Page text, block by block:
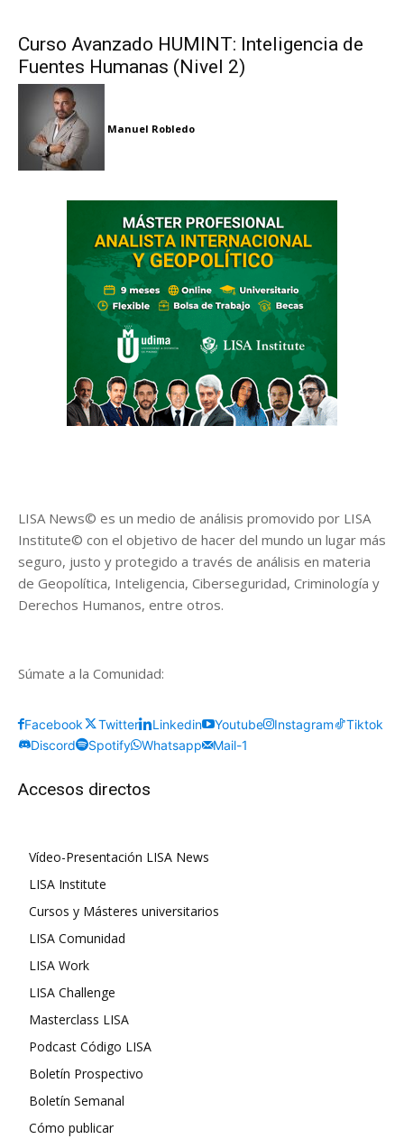
Curso Avanzado HUMINT: Inteligencia de
Fuentes Humanas (Nivel 2)
Manuel Robledo
LISA News© es un medio de análisis promovido por LISA
Institute© con el objetivo de hacer del mundo un lugar más
seguro, justo y protegido a través de análisis en materia
de Geopolítica, Inteligencia, Ciberseguridad, Criminología y
Derechos Humanos, entre otros.
Súmate a la Comunidad:
Facebook Twitter Linkedin Youtube Instagram
Tiktok
Discord
Spotify Whatsapp Mail-1
Accesos directos
Vídeo-Presentación LISA News
LISA Institute
Cursos y Másteres universitarios
LISA Comunidad
LISA Work
LISA Challenge
Masterclass LISA
Podcast Código LISA
Boletín Prospectivo
Boletín Semanal
Cómo publicar